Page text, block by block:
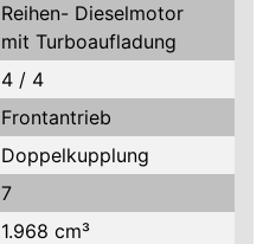
Reihen- Dieselmotor
mit Turboaufladung
4 / 4
Frontantrieb
Doppelkupplung
7
1.968 cm³